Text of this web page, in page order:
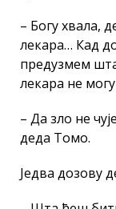
– Богу хвала,
лекара… Кад
предузмем
лекара не
– Да зло не
деда Томо.
Једва дозову